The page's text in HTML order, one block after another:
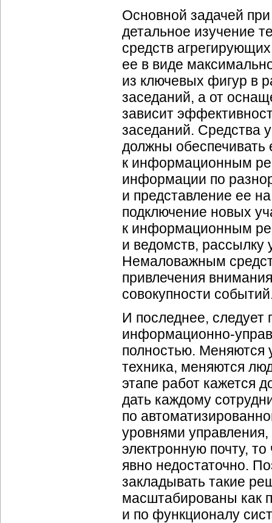
Основной задачей
детальное изучение
средств
ее в виде
из ключевых фигур в
заседаний, а от
зависит
заседаний. Средства
должны обеспечивать
к информационным
информации по
и представление ее
подключение новых
к информационным
и ведомств, рассылку
Немаловажным
привлечения
совокупности
И последнее, следует
информационно-
полностью. Меняются
техника, меняются
этапе работ кажется
дать каждому
по
уровнями
электронную почту,
явно недостаточно.
закладывать такие
масштабированы как
и по функционалу